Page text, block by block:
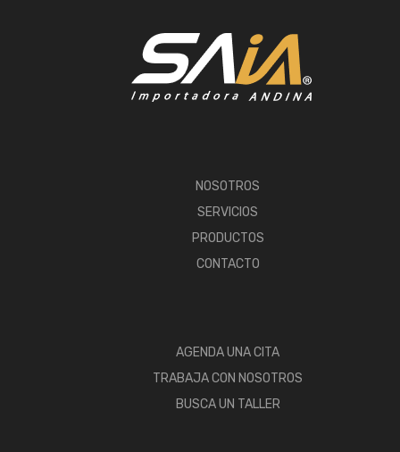
NOSOTROS
SERVICIOS
PRODUCTOS
CONTACTO
AGENDA UNA CITA
TRABAJA CON NOSOTROS
BUSCA UN TALLER